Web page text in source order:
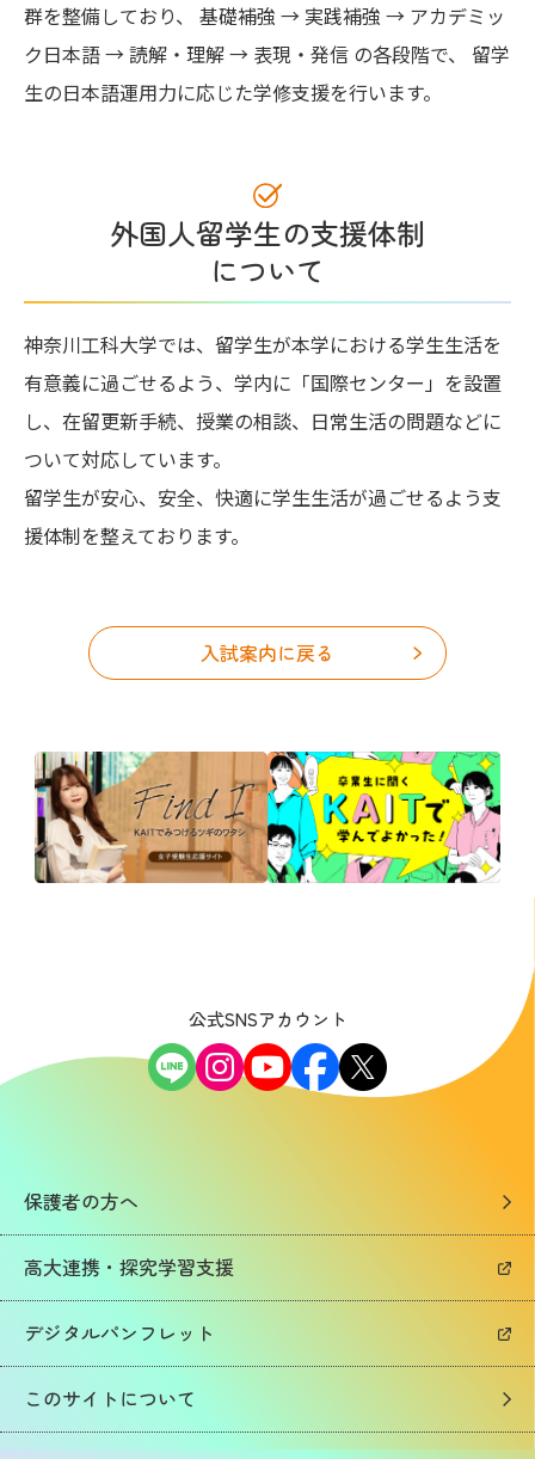
群を整備しており、 基礎補強 → 実践補強 → アカデミッ
ク日本語 → 読解・理解 → 表現・発信 の各段階で、 留学
生の日本語運用力に応じた学修支援を行います。
外国人留学生の支援体制
について
神奈川工科大学では、留学生が本学における学生生活を
有意義に過ごせるよう、学内に「国際センター」を設置
し、在留更新手続、授業の相談、日常生活の問題などに
ついて対応しています。
留学生が安心、安全、快適に学生生活が過ごせるよう支
援体制を整えております。
入試案内に戻る
公式SNSアカウント
保護者の方へ
高大連携・探究学習支援
デジタルパンフレット
このサイトについて